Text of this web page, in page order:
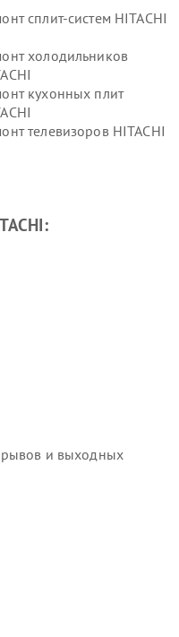
сплит-систем HITACHI
холодильников
кухонных плит
телевизоров HITACHI
и выходных